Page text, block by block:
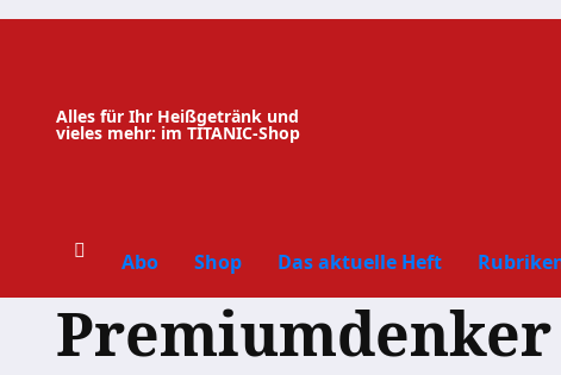
Zum
Alles für Ihr Heißgetränk und
vieles mehr: im TITANIC-Shop
Abo Shop Das aktuelle Heft